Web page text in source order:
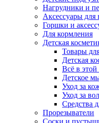
Нагрудники и
Аксессуары для
Горшки и
Для кормления
Детская
Товары
Детская
Всё в этой
Детское
Уход за
Уход за
Средства
Прорезыватели
Соски и